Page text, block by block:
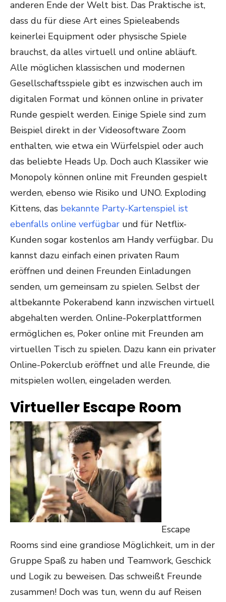
anderen Ende der Welt bist. Das Praktische ist,
dass du für diese Art eines Spieleabends
keinerlei Equipment oder physische Spiele
brauchst, da alles virtuell und online abläuft.
Alle möglichen klassischen und modernen
Gesellschaftsspiele gibt es inzwischen auch im
digitalen Format und können online in privater
Runde gespielt werden. Einige Spiele sind zum
Beispiel direkt in der Videosoftware Zoom
enthalten, wie etwa ein Würfelspiel oder auch
das beliebte Heads Up. Doch auch Klassiker wie
Monopoly können online mit Freunden gespielt
werden, ebenso wie Risiko und UNO. Exploding
Kittens, das bekannte Party-Kartenspiel ist
ebenfalls online verfügbar und für Netflix-
Kunden sogar kostenlos am Handy verfügbar. Du
kannst dazu einfach einen privaten Raum
eröffnen und deinen Freunden Einladungen
senden, um gemeinsam zu spielen. Selbst der
altbekannte Pokerabend kann inzwischen virtuell
abgehalten werden. Online-Pokerplattformen
ermöglichen es, Poker online mit Freunden am
virtuellen Tisch zu spielen. Dazu kann ein privater
Online-Pokerclub eröffnet und alle Freunde, die
mitspielen wollen, eingeladen werden.
Virtueller Escape Room
Escape
Rooms sind eine grandiose Möglichkeit, um in der
Gruppe Spaß zu haben und Teamwork, Geschick
und Logik zu beweisen. Das schweißt Freunde
zusammen! Doch was tun, wenn du auf Reisen